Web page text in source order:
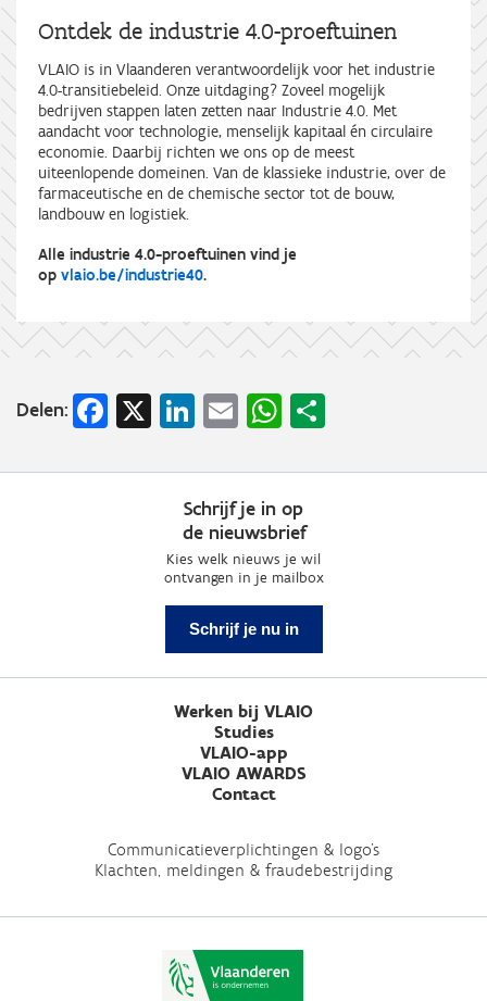
Ontdek de industrie 4.0-proeftuinen
VLAIO is in Vlaanderen verantwoordelijk voor het industrie
4.0-transitiebeleid. Onze uitdaging? Zoveel mogelijk
bedrijven stappen laten zetten naar Industrie 4.0. Met
aandacht voor technologie, menselijk kapitaal én circulaire
economie. Daarbij richten we ons op de meest
uiteenlopende domeinen. Van de klassieke industrie, over de
farmaceutische en de chemische sector tot de bouw,
landbouw en logistiek.
Alle industrie 4.0-proeftuinen vind je
op vlaio.be/industrie40.
Delen: Facebook
X LinkedIn
EmailWhatsApp
Schrijf je in op
de nieuwsbrief
Kies welk nieuws je wil
ontvangen in je mailbox
Schrijf je nu in
Werken bij VLAIO
Studies
VLAIO-app
VLAIO AWARDS
Contact
Communicatieverplichtingen & logo's
Klachten, meldingen & fraudebestrijding